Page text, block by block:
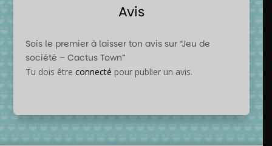
Avis
Sois le premier à laisser ton avis sur “Jeu de
société – Cactus Town”
Tu dois être connecté pour publier un avis.